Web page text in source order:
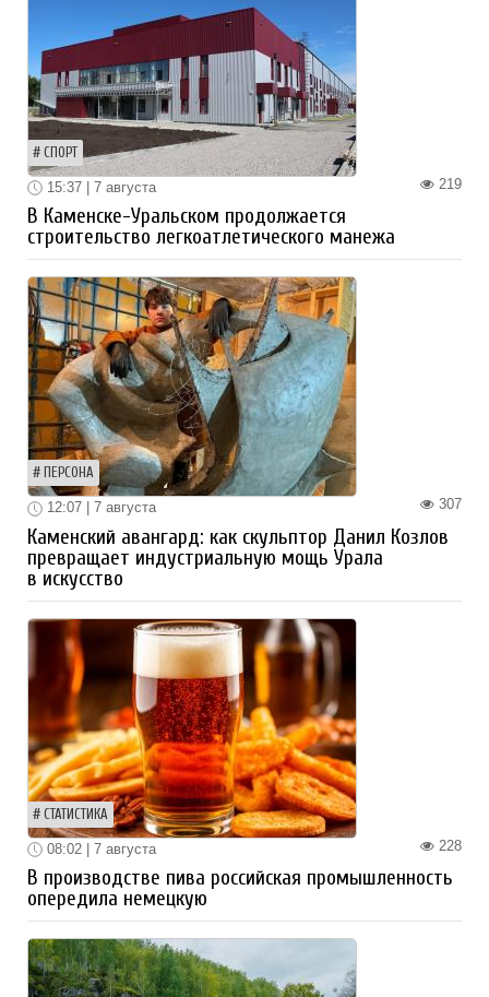
СПОРТ
219
15:37 | 7 августа
В Каменске-Уральском продолжается
строительство легкоатлетического манежа
ПЕРСОНА
307
12:07 | 7 августа
Каменский авангард: как скульптор Данил Козлов
превращает индустриальную мощь Урала
в искусство
СТАТИСТИКА
228
08:02 | 7 августа
В производстве пива российская промышленность
опередила немецкую